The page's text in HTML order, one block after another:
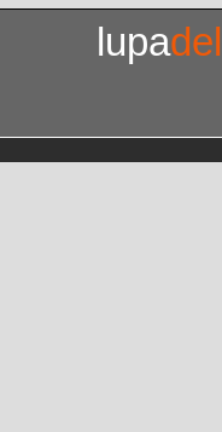
lupadel